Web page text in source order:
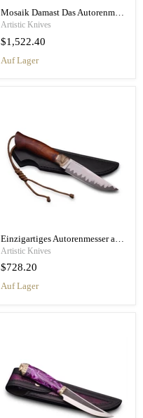
Mosaik Damast Das Autorenmesser "Golden Eagle"
Artistic Knives
$1,522.40
Auf Lager
Artistic Knives
$728.20
Auf Lager